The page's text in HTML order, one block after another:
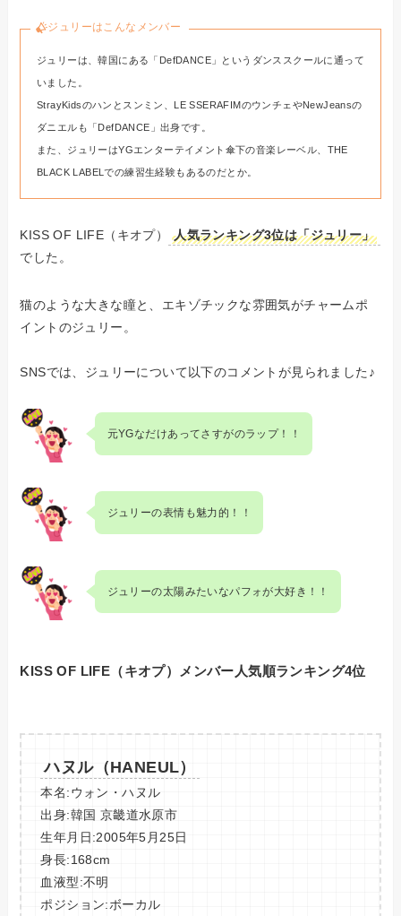
ジュリーはこんなメンバー
ジュリーは、韓国にある「DefDANCE」というダンススクールに通って
いました。
StrayKidsのハンとスンミン、LE SSERAFIMのウンチェやNewJeansの
ダニエルも「DefDANCE」出身です。
また、ジュリーはYGエンターテイメント傘下の音楽レーベル、THE
BLACK LABELでの練習生経験もあるのだとか。
KISS OF LIFE（キオプ）
人気ランキング3位は「ジュリー」
でした。
猫のような大きな瞳と、エキゾチックな雰囲気がチャームポ
イントのジュリー。
SNSでは、ジュリーについて以下のコメントが見られました♪
元YGなだけあってさすがのラップ！！
ジュリーの表情も魅力的！！
ジュリーの太陽みたいなパフォが大好き！！
KISS OF LIFE（キオプ）メンバー人気順ランキング4位
ハヌル（HANEUL）
本名:ウォン・ハヌル
出身:韓国 京畿道水原市
生年月日:2005年5月25日
身長:168cm
血液型:不明
ポジション:ボーカル